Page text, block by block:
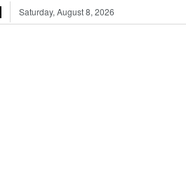
Saturday, August 8, 2026